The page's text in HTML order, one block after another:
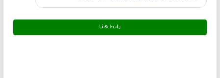
رابط هـنـا